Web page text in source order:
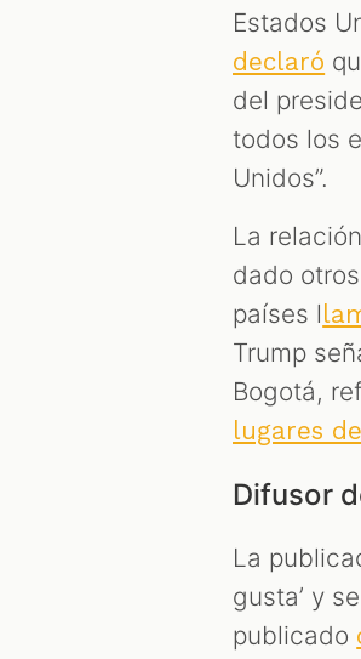
Estados
declaró
del
todos los
Unidos”.
La
dado
países l
Trump
Bogotá,
lugares
Difusor
La
gusta’ y
publicado